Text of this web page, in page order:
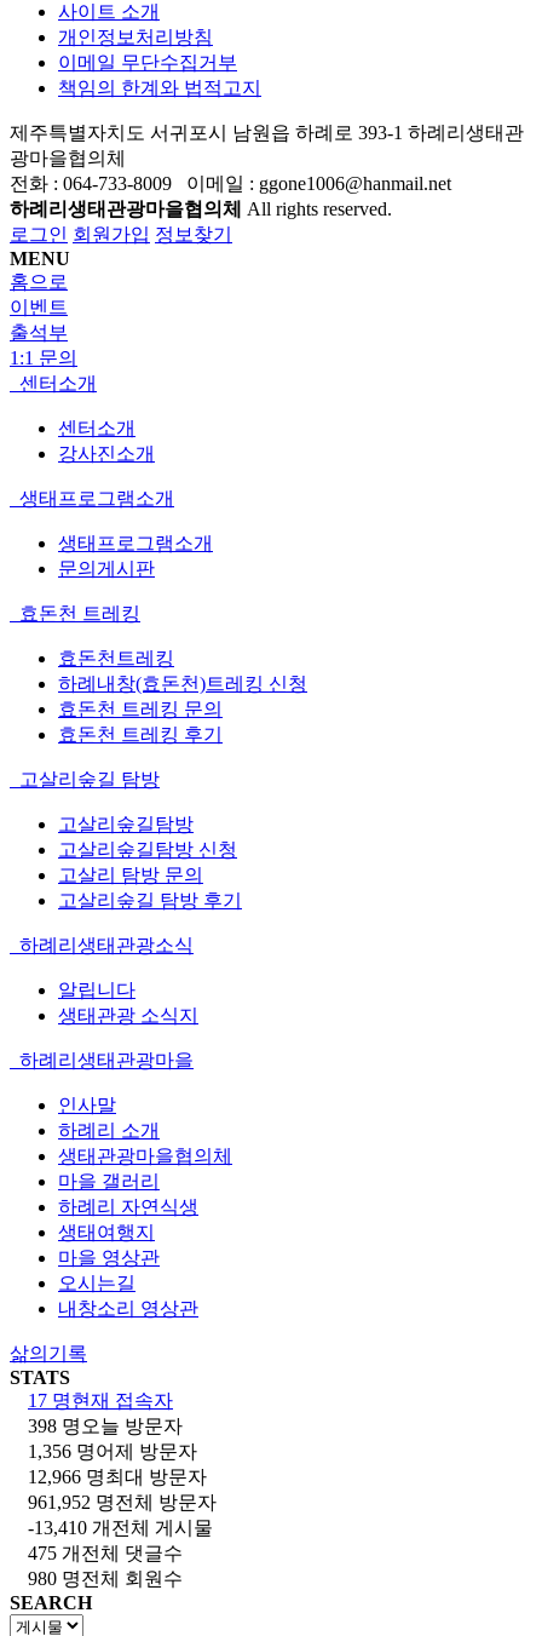
사이트 소개
개인정보처리방침
이메일 무단수집거부
책임의 한계와 법적고지
제주특별자치도 서귀포시 남원읍 하례로 393-1 하례리생태관
광마을협의체
전화 : 064-733-8009 이메일 : ggone1006@hanmail.net
하례리생태관광마을협의체 All rights reserved.
로그인 회원가입 정보찾기
MENU
홈으로
이벤트
출석부
1:1 문의
센터소개
센터소개
강사진소개
생태프로그램소개
생태프로그램소개
문의게시판
효돈천 트레킹
효돈천트레킹
하례내창(효돈천)트레킹 신청
효돈천 트레킹 문의
효돈천 트레킹 후기
고살리숲길 탐방
고살리숲길탐방
고살리숲길탐방 신청
고살리 탐방 문의
고살리숲길 탐방 후기
하례리생태관광소식
알립니다
생태관광 소식지
하례리생태관광마을
인사말
하례리 소개
생태관광마을협의체
마을 갤러리
하례리 자연식생
생태여행지
마을 영상관
오시는길
내창소리 영상관
삶의기록
STATS
17 명현재 접속자
398 명 오늘 방문자
1,356 명어제 방문자
12,966 명최대 방문자
961,952 명전체 방문자
-13,410 개 전체 게시물
475 개 전체 댓글수
980 명전체 회원수
SEARCH